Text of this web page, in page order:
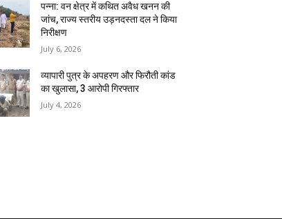
पन्ना: वन क्षेत्र में कथित अवैध खनन की
जांच, राज्य स्तरीय उड़नदस्ता दल ने किया
निरीक्षण
July 6, 2026
व्यापारी पुत्र के अपहरण और फिरौती कांड
का खुलासा, 3 आरोपी गिरफ्तार
July 4, 2026